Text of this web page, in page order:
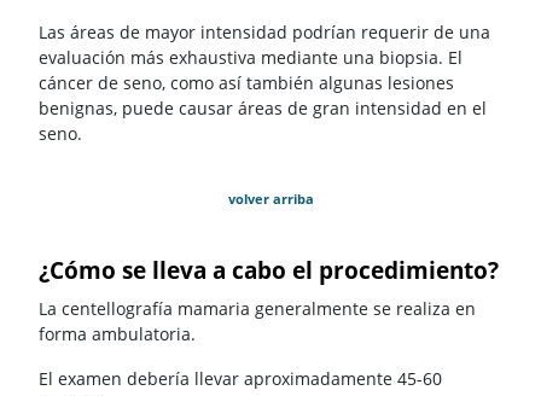
Las áreas de mayor intensidad podrían requerir de una
evaluación más exhaustiva mediante una biopsia. El
cáncer de seno, como así también algunas lesiones
benignas, puede causar áreas de gran intensidad en el
seno.
volver arriba
¿Cómo se lleva a cabo el procedimiento?
La centellografía mamaria generalmente se realiza en
forma ambulatoria.
El examen debería llevar aproximadamente 45-60